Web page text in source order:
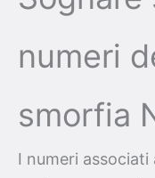
numeri
smorfia
I numeri